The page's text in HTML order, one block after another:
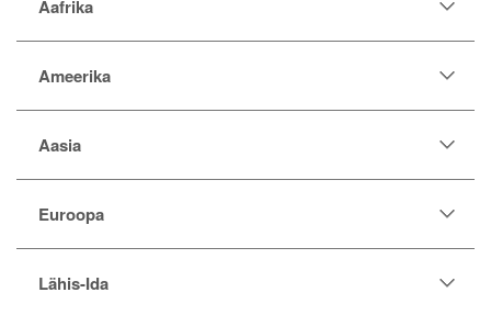
Aafrika
Ameerika
Aasia
Euroopa
Lähis-Ida